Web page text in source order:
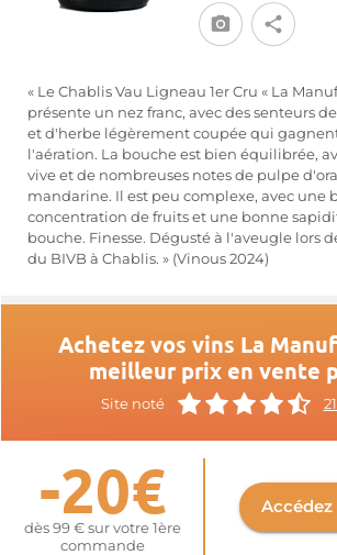
« Le Chablis Vau Ligneau 1er Cru « La
présente un nez franc, avec des senteurs
et d'herbe légèrement coupée qui
l'aération. La bouche est bien équilibrée,
vive et de nombreuses notes de pulpe
mandarine. Il est peu complexe, avec une
concentration de fruits et une bonne
bouche. Finesse. Dégusté à l'aveugle lors
du BIVB à Chablis. » (Vinous 2024)
Achetez vos vins La
meilleur prix en vente
Site noté
-20€
dès 99 € sur votre 1ère
commande
Accédez